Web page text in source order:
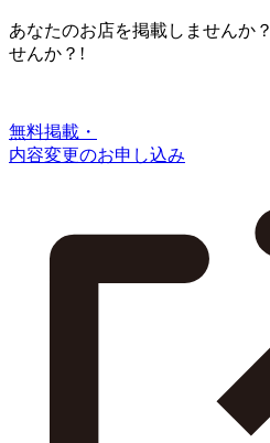
あなたのお店を掲載しませんか？
せんか？!
無料掲載・
内容変更のお申し込み